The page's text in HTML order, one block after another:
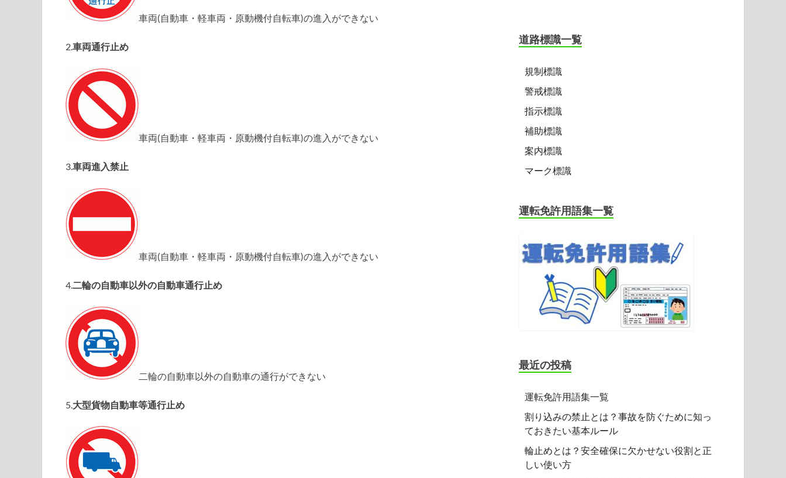
車両(自動車・軽車両・原動機付自転車)の進入ができない
2.車両通行止め
車両(自動車・軽車両・原動機付自転車)の進入ができない
3.車両進入禁止
車両(自動車・軽車両・原動機付自転車)の進入ができない
4.二輪の自動車以外の自動車通行止め
二輪の自動車以外の自動車の通行ができない
5.大型貨物自動車等通行止め
道路標識一覧
規制標識
警戒標識
指示標識
補助標識
案内標識
マーク標識
運転免許用語集一覧
最近の投稿
運転免許用語集一覧
割り込みの禁止とは？事故を防ぐために知っ
ておきたい基本ルール
輪止めとは？安全確保に欠かせない役割と正
しい使い方